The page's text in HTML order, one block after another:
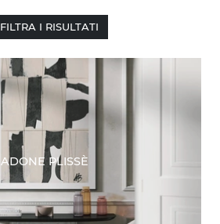
FILTRA I RISULTATI
ADONE PLISSÈ